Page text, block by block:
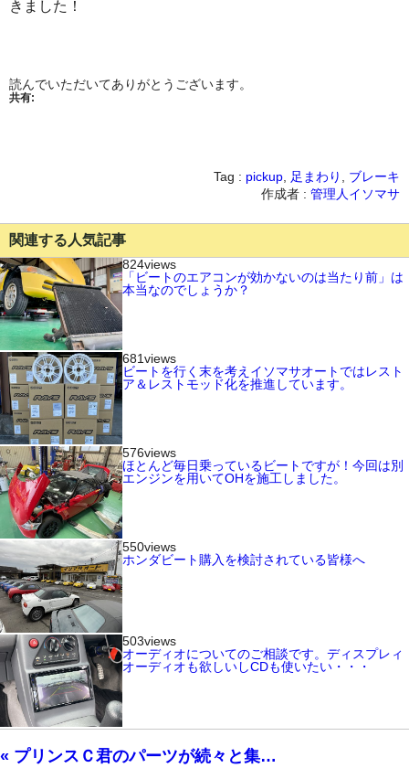
きました！
読んでいただいてありがとうございます。
共有:
Tag : pickup 足まわり
ブレーキ
作成者 : 管理人イソマサ
関連する人気記事
824views
「ビートのエアコンが効かないのは当たり前」は
本当なのでしょうか？
681views
ビートを行く末を考えイソマサオートではレスト
ア＆レストモッド化を推進しています。
576views
ほとんど毎日乗っているビートですが！今回は別
エンジンを用いてOHを施工しました。
550views
ホンダビート購入を検討されている皆様へ
503views
オーディオについてのご相談です。ディスプレィ
オーディオも欲しいしCDも使いたい・・・
« プリンスＣ君のパーツが続々と集…